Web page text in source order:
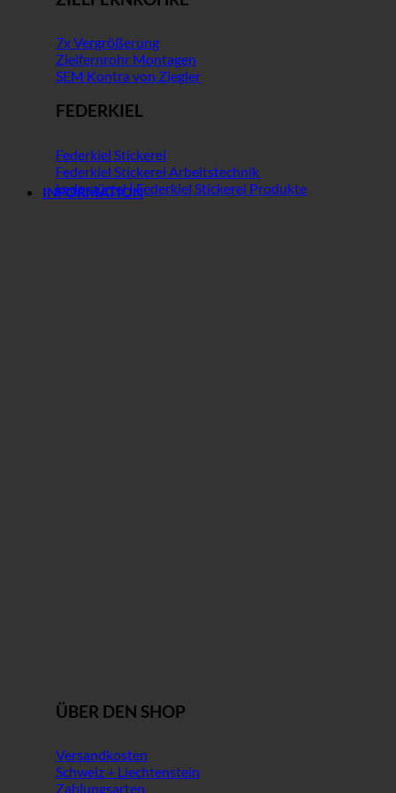
7x Vergrößerung
Zielfernrohr Montagen
SEM Kontra von Ziegler
FEDERKIEL
Federkiel Stickerei
Federkiel Stickerei Arbeitstechnik
Ledergürtel | Federkiel Stickerei Produkte
INFORMATION
ÜBER DEN SHOP
Versandkosten
Schweiz + Liechtenstein
Zahlungsarten